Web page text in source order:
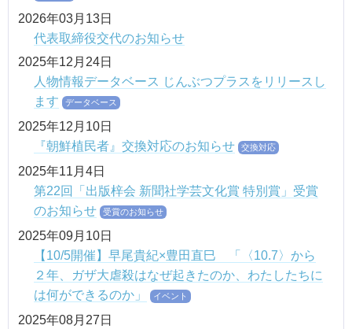
2026年03月13日
代表取締役交代のお知らせ
2025年12月24日
人物情報データベース じんぶつプラスをリリースし
ます
データベース
2025年12月10日
『朝鮮植民者』交換対応のお知らせ
交換対応
2025年11月4日
第22回「出版梓会 新聞社学芸文化賞 特別賞」受賞
のお知らせ
受賞のお知らせ
2025年09月10日
【10/5開催】早尾貴紀×豊田直巳 「〈10.7〉から
２年、ガザ大虐殺はなぜ起きたのか、わたしたちに
は何ができるのか」
イベント
2025年08月27日